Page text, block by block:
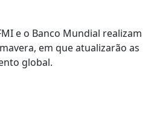
e o Banco Mundial realizam
em que atualizarão as
global.